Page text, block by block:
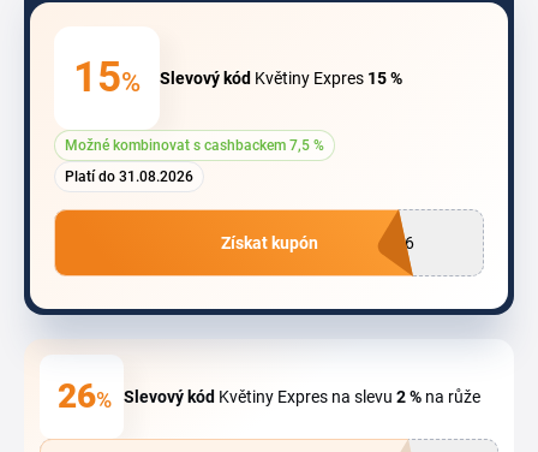
15% Slevový kód Květiny Expres 15 %
Možné kombinovat s cashbackem 7,5 %
Platí do 31.08.2026
O26
Získat kupón
26% Slevový kód Květiny Expres na slevu 2 % na růže